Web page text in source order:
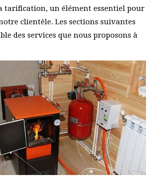
tarification, un élément essentiel pour
clientèle. Les sections suivantes
des services que nous proposons à